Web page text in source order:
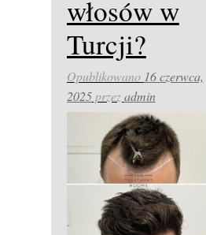
włosów w
Turcji?
Opublikowano 16 czerwca,
2025przezadmin